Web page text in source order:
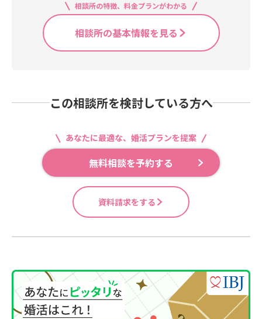
相談所の特徴、料金プランがわかる
相談所の基本情報を見る
この相談所を検討している方へ
あなたに最適な、婚活プランを提案
無料相談を予約する
資料請求をする